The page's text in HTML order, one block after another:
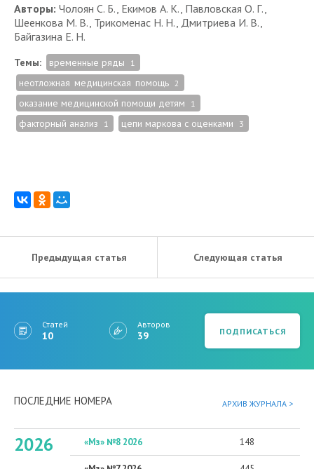
Авторы: Чолоян С. Б., Екимов А. К., Павловская О. Г.,
Шеенкова М. В., Трикоменас Н. Н., Дмитриева И. В.,
Байгазина Е. Н.
Темы: временные ряды 1
неотложная медицинская помощь 2
оказание медицинской помощи детям 1
факторный анализ 1 цепи маркова с оценками 3
Предыдущая статья Следующая статья
Статей
10
Авторов
39 ПОДПИСАТЬСЯ
ПОСЛЕДНИЕ НОМЕРА АРХИВ ЖУРНАЛА >
2026 «Мз» №8 2026 148